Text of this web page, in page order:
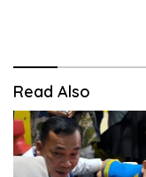
Read Also